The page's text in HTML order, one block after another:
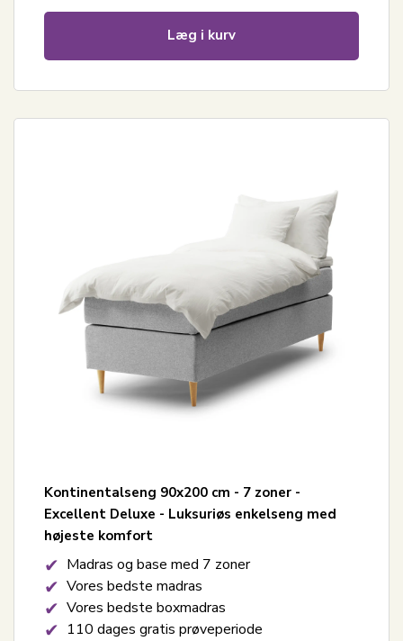
Læg i kurv
Kontinentalseng 90x200 cm - 7 zoner -
Excellent Deluxe - Luksuriøs enkelseng med
højeste komfort
Madras og base med 7 zoner
Vores bedste madras
Vores bedste boxmadras
110 dages gratis prøveperiode